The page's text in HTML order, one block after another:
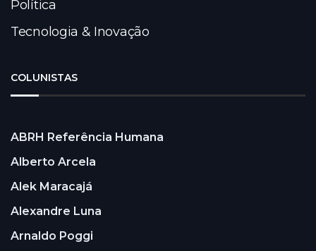
Política
Tecnologia & Inovação
COLUNISTAS
ABRH Referência Humana
Alberto Arcela
Alek Maracajá
Alexandre Luna
Arnaldo Poggi